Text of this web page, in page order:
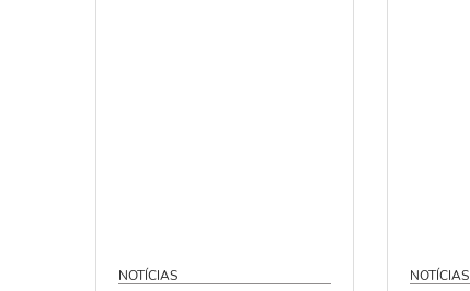
NOTÍCIAS NOTÍCIAS